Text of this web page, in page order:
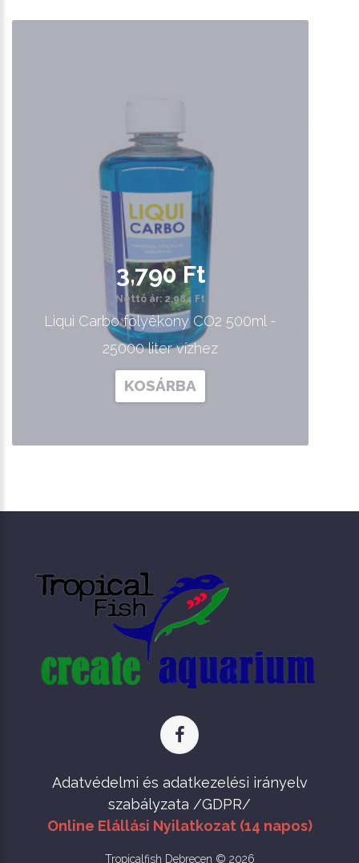
3,790 Ft
Nettó ár: 2,984 Ft
Liqui Carbo folyékony CO2 500ml -
25000 liter vízhez
KOSÁRBA
Adatvédelmi és adatkezelési irányelv
szabályzata /GDPR/
Online Elállási Nyilatkozat (14 napos)
Tropicalfish Debrecen © 2026